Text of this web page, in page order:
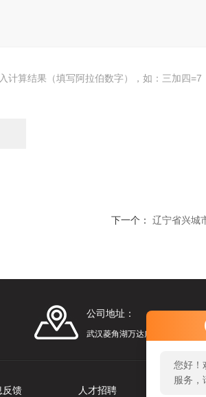
您好！
服务，
计算结果（填写阿拉伯数字），如：三加四=7
下一个： 辽宁省兴城
公司地址：
武汉菱角湖万达广场
反馈 人才招聘